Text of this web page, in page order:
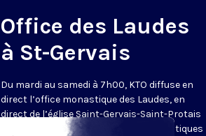
Office des Laudes
à St-Gervais
Du mardi au samedi à 7h00, KTO diffuse en
direct l’office monastique des Laudes, en
direct de l’église Saint-Gervais-Saint-Protais
(Paris IVe), avec les Fraternités Monastiques